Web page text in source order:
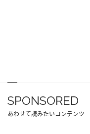
SPONSORED
あわせて読みたいコンテンツ